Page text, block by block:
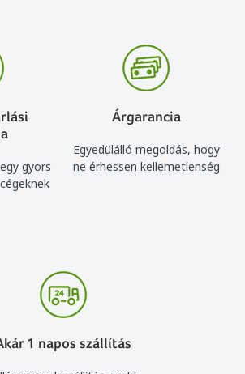
gyors
Árgarancia
Egyedülálló megoldás, hogy
ne érhessen kellemetlenség
1 napos szállítás